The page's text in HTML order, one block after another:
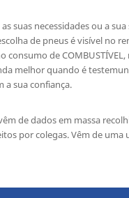
suas necessidades ou a
de pneus é visível no
consumo de
melhor quando é
a sua confiança.
de dados em massa
por colegas. Vêm de uma